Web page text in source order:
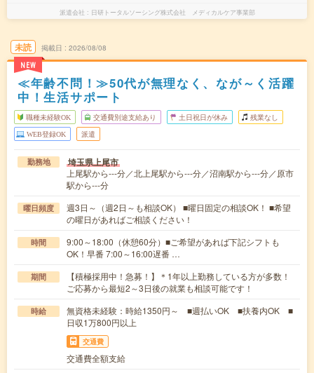
派遣会社 日研トータルソーシング株式会社 メディカルケア事業部
未読
NEW
掲載日 2026/08/08
≪年齢不問！≫50代が無理なく、なが～く活躍
中！生活サポート
職種未経験OK 交通費別途支給あり 土日祝日が休み 残業なし
WEB登録OK 派遣
勤務地 埼玉県上尾市
上尾駅から---分／北上尾駅から---分／沼南駅から---分／原市
駅から---分
曜日頻度
週3日～（週2日～も相談OK） ■曜日固定の相談OK！ ■希望
の曜日があればご相談ください！
時間
9:00～18:00（休憩60分）■ご希望があれば下記シフトも
OK！早番 7:00～16:00遅番 …
期間
【積極採用中！急募！】＊1年以上勤務している方が多数！
ご応募から最短2～3日後の就業も相談可能です！
時給
無資格未経験：時給1350円～ ■週払いOK ■扶養内OK ■
日収1万800円以上
交通費
交通費全額支給